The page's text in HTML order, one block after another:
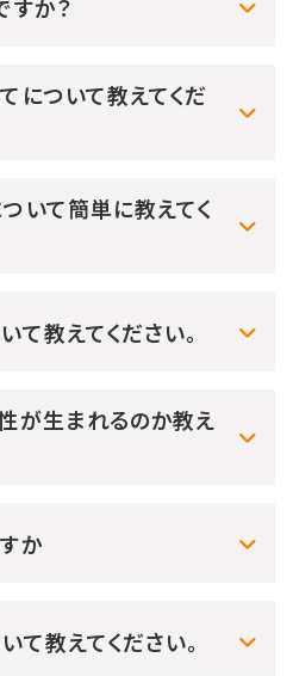
すか？
について教えてくだ
いて簡単に教えてく
て教えてください。
が生まれるのか教え
か
て教えてください。